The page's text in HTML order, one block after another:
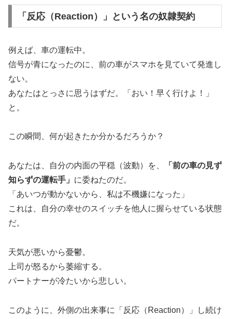
「反応（Reaction）」という名の奴隷契約
例えば、車の運転中。
信号が青になったのに、前の車がスマホを見ていて発進し
ない。
あなたはとっさに思うはずだ。「おい！早く行けよ！」
と。
この瞬間、何が起きたか分かるだろうか？
あなたは、自分の内面の平穏（波動）を、
「前の車の見ず
知らずの運転手」 に委ねたのだ。
「あいつが動かないから、私は不機嫌になった」
これは、自分の幸せのスイッチを他人に握らせている状態
だ。
天気が悪いから憂鬱。
上司が怒るから萎縮する。
パートナーが冷たいから悲しい。
このように、外側の出来事に「反応（Reaction）」し続け